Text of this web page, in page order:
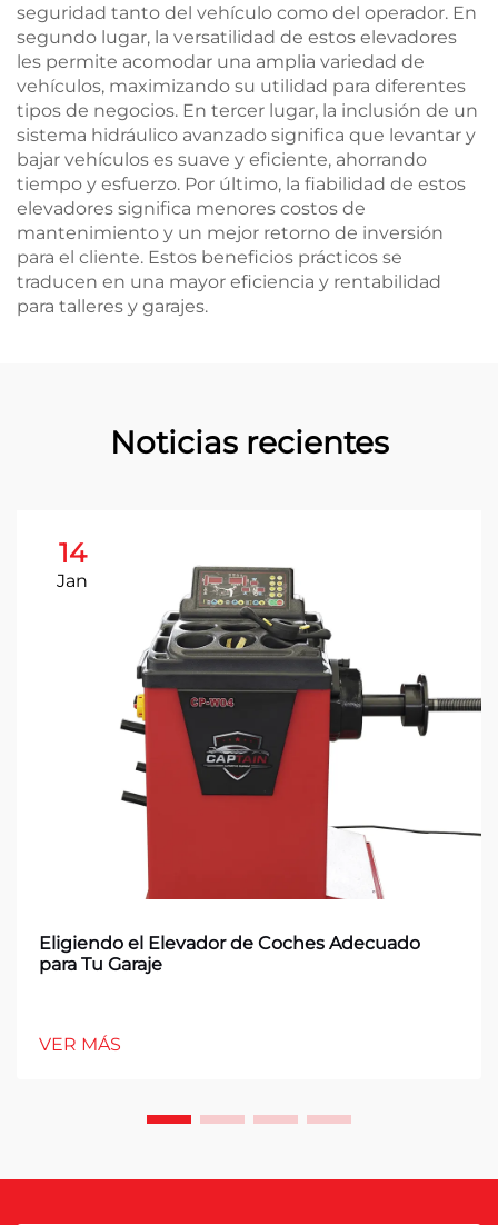
seguridad tanto del vehículo como del operador. En
segundo lugar, la versatilidad de estos elevadores
les permite acomodar una amplia variedad de
vehículos, maximizando su utilidad para diferentes
tipos de negocios. En tercer lugar, la inclusión de un
sistema hidráulico avanzado significa que levantar y
bajar vehículos es suave y eficiente, ahorrando
tiempo y esfuerzo. Por último, la fiabilidad de estos
elevadores significa menores costos de
mantenimiento y un mejor retorno de inversión
para el cliente. Estos beneficios prácticos se
traducen en una mayor eficiencia y rentabilidad
para talleres y garajes.
Noticias recientes
14
Jan
Eligiendo el Elevador de Coches Adecuado
para Tu Garaje
VER MÁS